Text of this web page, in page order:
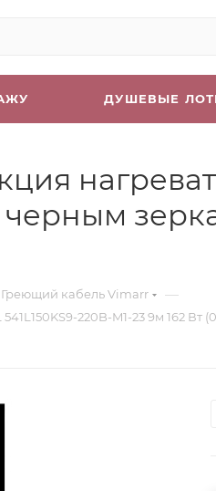
ДУШЕВЫЕ
с черным
Греющий кабель Vimarr —
220B-M1-23 9м 162